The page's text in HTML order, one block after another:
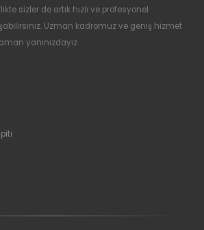
sizler de artık hızlı ve profesyonel
Uzman kadromuz ve geniş hizmet
yanınızdayız.